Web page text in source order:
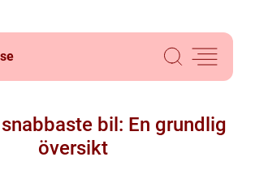
se
bil: En grundlig
översikt